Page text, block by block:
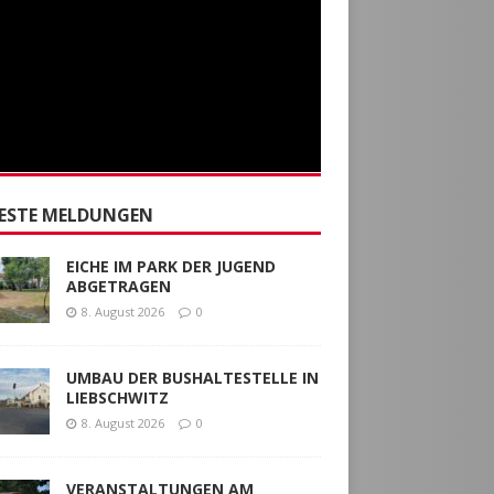
MELDUNGEN
EICHE IM PARK DER JUGEND
ABGETRAGEN
8. August 2026 0
UMBAU DER BUSHALTESTELLE IN
LIEBSCHWITZ
8. August 2026 0
VERANSTALTUNGEN AM